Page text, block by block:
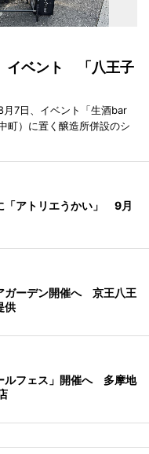
イベント 「八王子
7日、イベント「生酒bar
町）に置く醸造所併設のシ
「アトリエうかい」 9月
ガーデン開催へ 京王八王
供
ルフェス」開催へ 多摩地